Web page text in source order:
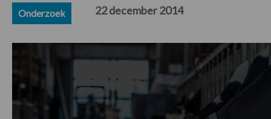
Onderzoek 22 december 2014